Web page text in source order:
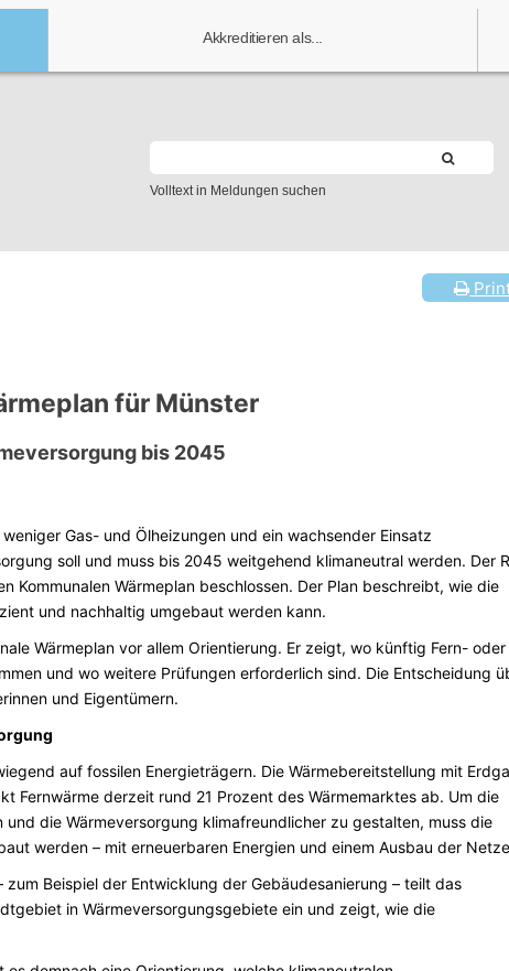
Akkreditieren als...
Volltext in Meldungen suchen
für Münster
bis 2045
Gas- und Ölheizungen und ein wachsender Einsatz
soll und muss bis 2045 weitgehend klimaneutral werden. Der
Wärmeplan beschlossen. Der Plan beschreibt, wie die
und nachhaltig umgebaut werden kann.
Wärmeplan vor allem Orientierung. Er zeigt, wo künftig Fern- oder
und wo weitere Prüfungen erforderlich sind. Die Entscheidung
und Eigentümern.
auf fossilen Energieträgern. Die Wärmebereitstellung mit
Fernwärme derzeit rund 21 Prozent des Wärmemarktes ab. Um die
die Wärmeversorgung klimafreundlicher zu gestalten, muss die
werden – mit erneuerbaren Energien und einem Ausbau der
Beispiel der Entwicklung der Gebäudesanierung – teilt das
in Wärmeversorgungsgebiete ein und zeigt, wie die